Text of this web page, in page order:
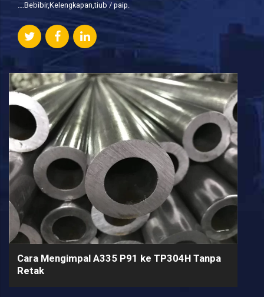
….Bebibir,Kelengkapan,tiub / paip.
Cara Mengimpal A335 P91 ke TP304H Tanpa
Retak